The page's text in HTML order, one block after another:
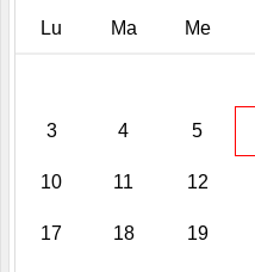
Lu Ma Me
3 4 5
10 11 12
17 18 19